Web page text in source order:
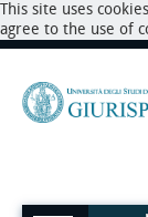
This site uses
agree to the use of